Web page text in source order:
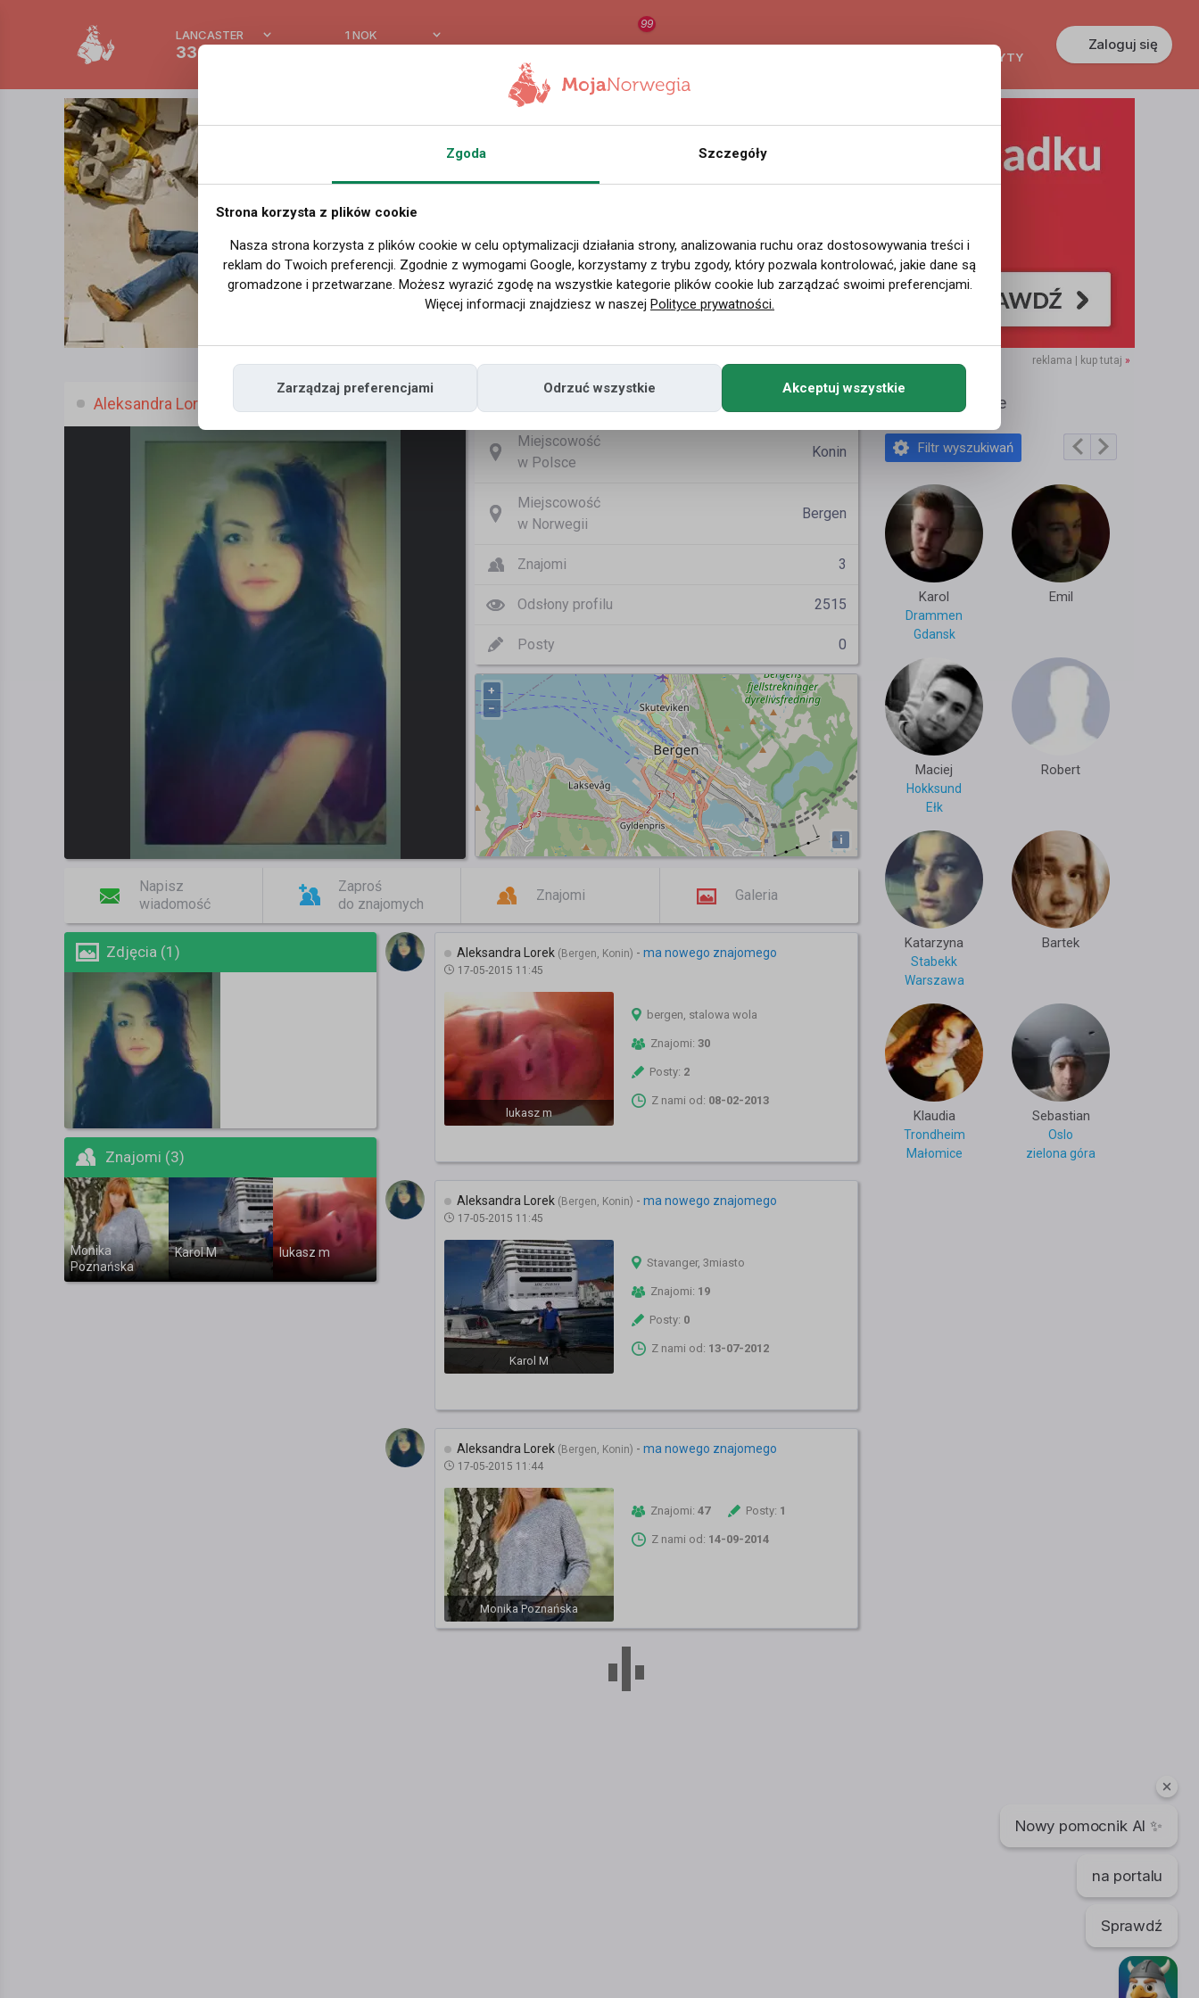
Nowy pomocnik AI ✨
na portalu
Sprawdź
LANCASTER
33.3 °C
1 NOK
99
KREDYTY
Zaloguj się
reklama | kup tutaj »
Aleksandra Lorek, (36 l.) Nazwa użytkownika diaiaib
Miejscowość
w Polsce
Konin
Miejscowość
w Norwegii
Bergen
Znajomi 3
Odsłony profilu 2515
Posty 0
+
−
i
Napisz
wiadomość
Zaproś
do znajomych
Znajomi Galeria
Zdjęcia (1)
Znajomi (3)
Monika
Poznańska
Karol M lukasz m
Aleksandra Lorek (Bergen, Konin) - ma nowego znajomego
17-05-2015 11:45
lukasz m
bergen, stalowa wola
Znajomi: 30
Posty: 2
Z nami od: 08-02-2013
Aleksandra Lorek (Bergen, Konin) - ma nowego znajomego
17-05-2015 11:45
Karol M
Stavanger, 3miasto
Znajomi: 19
Posty: 0
Z nami od: 13-07-2012
Aleksandra Lorek (Bergen, Konin) - ma nowego znajomego
17-05-2015 11:44
Monika Poznańska
Znajomi: 47 Posty: 1
Z nami od: 14-09-2014
Polecane profile
Filtr wyszukiwań
Karol
Drammen
Gdansk
Emil
Maciej
Hokksund
Ełk
Robert
Katarzyna
Stabekk
Warszawa
Bartek
Klaudia
Trondheim
Małomice
Sebastian
Oslo
zielona góra
Zgoda Szczegóły
Strona korzysta z plików cookie
Nasza strona korzysta z plików cookie w celu optymalizacji działania strony, analizowania ruchu oraz dostosowywania treści i
reklam do Twoich preferencji. Zgodnie z wymogami Google, korzystamy z trybu zgody, który pozwala kontrolować, jakie dane są
gromadzone i przetwarzane. Możesz wyrazić zgodę na wszystkie kategorie plików cookie lub zarządzać swoimi preferencjami.
Więcej informacji znajdziesz w naszej Polityce prywatności.
Zarządzaj preferencjami Odrzuć wszystkie Akceptuj wszystkie